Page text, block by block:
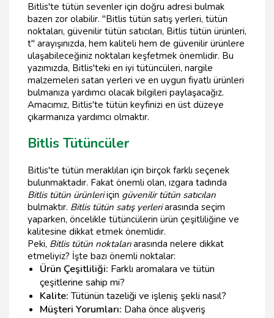
Bitlis'te tütün sevenler için doğru adresi bulmak
bazen zor olabilir. "Bitlis tütün satış yerleri, tütün
noktaları, güvenilir tütün satıcıları, Bitlis tütün ürünleri,
t" arayışınızda, hem kaliteli hem de güvenilir ürünlere
ulaşabileceğiniz noktaları keşfetmek önemlidir. Bu
yazımızda, Bitlis'teki en iyi tütüncüleri, nargile
malzemeleri satan yerleri ve en uygun fiyatlı ürünleri
bulmanıza yardımcı olacak bilgileri paylaşacağız.
Amacımız, Bitlis'te tütün keyfinizi en üst düzeye
çıkarmanıza yardımcı olmaktır.
Bitlis Tütüncüler
Bitlis'te tütün meraklıları için birçok farklı seçenek
bulunmaktadır. Fakat önemli olan, ızgara tadında
Bitlis tütün ürünleriiçin güvenilir tütün satıcıları
bulmaktır. Bitlis tütün satış yerleriarasında seçim
yaparken, öncelikle tütüncülerin ürün çeşitliliğine ve
kalitesine dikkat etmek önemlidir.
Peki, Bitlis tütün noktalarıarasında nelere dikkat
etmeliyiz? İşte bazı önemli noktalar:
Ürün Çeşitliliği: Farklı aromalara ve tütün
çeşitlerine sahip mi?
Kalite:Tütünün tazeliği ve işleniş şekli nasıl?
Müşteri Yorumları: Daha önce alışveriş